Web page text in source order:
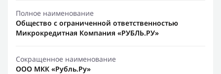
Полное наименование
Общество с ограниченной ответственностью
Микрокредитная Компания «РУБЛЬ.РУ»
Сокращенное наименование
ООО МКК «Рубль.Ру»